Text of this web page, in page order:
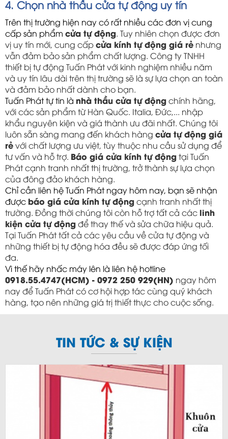
4. Chọn nhà thầu cửa tự động uy tín
Trên thị trường hiện nay có rất nhiều các đơn vị cung
cấp sản phẩm cửa tự động. Tuy nhiên chọn được đơn
vị uy tín mới, cung cấp cửa kính tự động giá rẻ nhưng
vẫn đảm bảo sản phẩm chất lượng. Công ty TNHH
thiết bị tự động Tuấn Phát với kinh nghiệm nhiều năm
và uy tín lâu dài trên thị trường sẽ là sự lựa chọn an toàn
và đảm bảo nhất dành cho bạn.
Tuấn Phát tự tin là nhà thầu cửa tự động chính hãng,
với các sản phẩm từ Hàn Quốc. Italia, Đức,... nhập
khẩu nguyên kiện và giá thành ưu đãi nhất. Chúng tôi
luôn sẵn sàng mang đến khách hàng cửa tự động giá
rẻ với chất lượng ưu việt, tùy thuộc nhu cầu sử dụng để
tư vấn và hỗ trợ. Báo giá cửa kính tự động tại Tuấn
Phát cạnh tranh nhất thị trường, trở thành sự lựa chọn
của đông đảo khách hàng.
Chỉ cần liên hệ Tuấn Phát ngay hôm nay, bạn sẽ nhận
được báo giá cửa kính tự động cạnh tranh nhất thị
trường. Đồng thời chúng tôi còn hỗ trợ tất cả các
linh
kiện cửa tự động để thay thế và sửa chữa hiệu quả.
Tại Tuấn Phát tất cả các yêu cầu về cửa tự động và
những thiết bị tự động hóa đều sẽ được đáp ứng tối
đa.
0918.55.4747(HCM) - 0972 250 929(HN) ngay hôm
nay để Tuấn Phát có cơ hội hợp tác cùng quý khách
hàng, tạo nên những giá trị thiết thực cho cuộc sống.
TIN TỨC & SỰ KIỆN